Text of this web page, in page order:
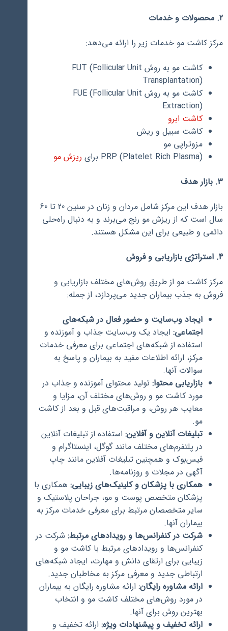
2. محصولات و خدمات
مرکز کاشت مو خدمات زیر را ارائه می‌دهد:
کاشت مو به روش FUT (Follicular Unit
Transplantation)
کاشت مو به روش FUE (Follicular Unit
Extraction)
کاشت ابرو
کاشت سبیل و ریش
مزوتراپی مو
PRP (Platelet Rich Plasma) برای
ریزش مو
3. بازار هدف
بازار هدف این مرکز شامل مردان و زنان در سنین 20 تا 60
سال است که از ریزش مو رنج می‌برند و به دنبال راه‌حلی
دائمی و طبیعی برای این مشکل هستند.
4. استراتژی بازاریابی و فروش
مرکز کاشت مو از طریق روش‌های مختلف بازاریابی و
فروش به جذب بیماران جدید می‌پردازد، از جمله:
ایجاد وب‌سایت و حضور فعال در شبکه‌های
اجتماعی: ایجاد یک وب‌سایت جذاب و آموزنده و
استفاده از شبکه‌های اجتماعی برای معرفی خدمات
مرکز، ارائه اطلاعات مفید به بیماران و پاسخ به
سوالات آنها.
بازاریابی محتوا: تولید محتوای آموزنده و جذاب در
مورد کاشت مو و روش‌های مختلف آن، مزایا و
معایب هر روش، و مراقبت‌های قبل و بعد از کاشت
مو.
تبلیغات آنلاین و آفلاین: استفاده از تبلیغات آنلاین
در پلتفرم‌های مختلف مانند گوگل، اینستاگرام و
فیس‌بوک و همچنین تبلیغات آفلاین مانند چاپ
آگهی در مجلات و روزنامه‌ها.
همکاری با پزشکان و کلینیک‌های زیبایی: همکاری با
پزشکان متخصص پوست و مو، جراحان پلاستیک و
سایر متخصصان مرتبط برای معرفی خدمات مرکز به
بیماران آنها.
شرکت در کنفرانس‌ها و رویدادهای مرتبط: شرکت در
کنفرانس‌ها و رویدادهای مرتبط با کاشت مو و
زیبایی برای ارتقای دانش و مهارت، ایجاد شبکه‌های
ارتباطی جدید و معرفی مرکز به مخاطبان جدید.
ارائه مشاوره رایگان: ارائه مشاوره رایگان به بیماران
در مورد روش‌های مختلف کاشت مو و انتخاب
بهترین روش برای آنها.
ارائه تخفیف و پیشنهادات ویژه: ارائه تخفیف و